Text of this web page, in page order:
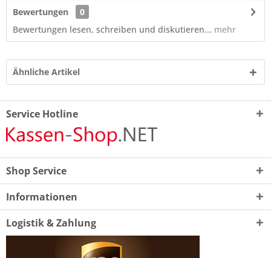
Bewertungen
0
Bewertungen lesen, schreiben und diskutieren... mehr
Ähnliche Artikel
Service Hotline
Shop Service
Informationen
Logistik & Zahlung